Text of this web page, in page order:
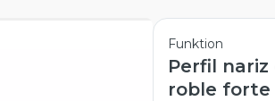
Funktion
Perfil
roble